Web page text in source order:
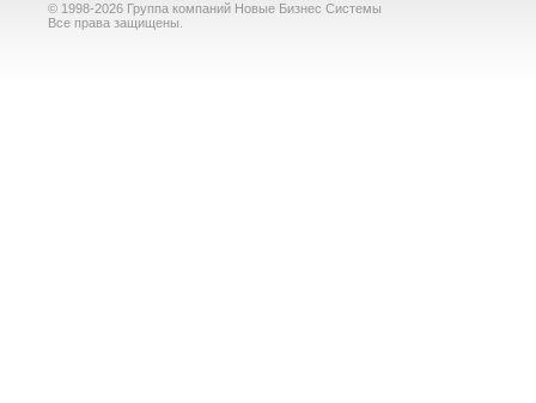
© 1998-2026 Группа компаний Новые Бизнес Системы
Все права защищены.